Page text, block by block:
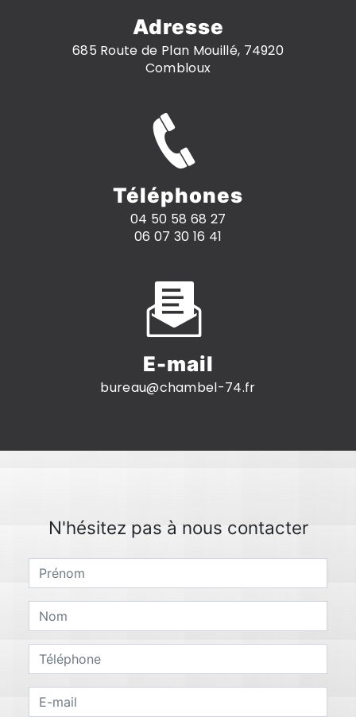
Adresse
685 Route de Plan Mouillé, 74920
Combloux
Téléphones
04 50 58 68 27
06 07 30 16 41
E-mail
bureau@chambel-74.fr
N'hésitez pas à nous contacter